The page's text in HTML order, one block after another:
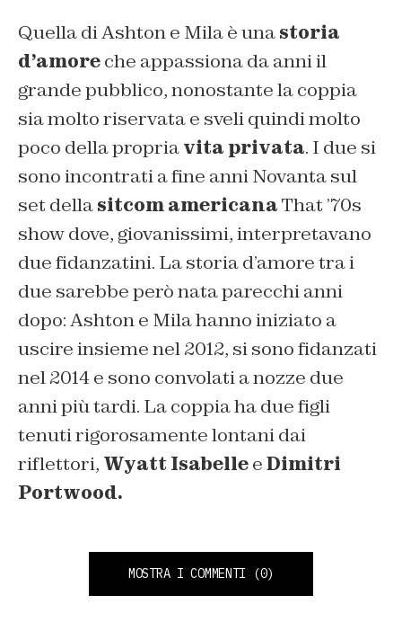
Quella di Ashton e Mila è unastoria
d’amoreche appassiona da anni il
grande pubblico, nonostante la coppia
sia molto riservata e sveli quindi molto
poco della propriavita privata. I due si
sono incontrati a fine anni Novanta sul
set dellasitcom americanaThat ’70s
show dove, giovanissimi, interpretavano
due fidanzatini. La storia d’amore tra i
due sarebbe però nata parecchi anni
dopo: Ashton e Mila hanno iniziato a
uscire insieme nel 2012, si sono fidanzati
nel 2014 e sono convolati a nozze due
anni più tardi. La coppia ha due figli
tenuti rigorosamente lontani dai
riflettori, Wyatt IsabelleeDimitri
Portwood.
MOSTRA I COMMENTI (0)